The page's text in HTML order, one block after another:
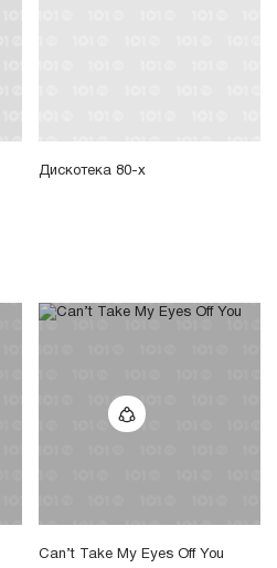
Дискотека 80-х
Can’t Take My Eyes Off You